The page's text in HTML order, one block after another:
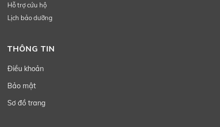
Hỗ trợ cứu hộ
Lịch bảo dưỡng
THÔNG TIN
Điều khoản
Bảo mật
Sơ đồ trang